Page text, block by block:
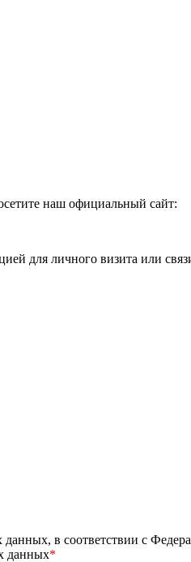
наш официальный сайт:
для личного визита или
в соответствии с
данных*